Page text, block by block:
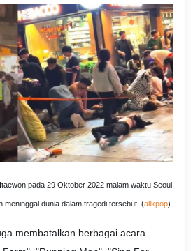
pada 29 Oktober 2022 malam waktu Seoul
meninggal dunia dalam tragedi tersebut. (allkpop)
membatalkan berbagai acara